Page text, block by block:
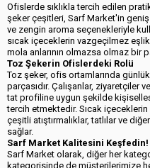
Ofislerde sıklıkla tercih edilen
şeker çeşitleri, Sarf Market'in
ve zengin aroma seçenekleriyle
sıcak içeceklerin vazgeçilmez
mola anlarının olmazsa olmaz bir
Toz Şekerin Ofislerdeki Rolü
Toz şeker, ofis ortamlarında
parçasıdır. Çalışanlar, ziyaretçiler
tat profiline uygun şekilde
tercih etmektedir. Sıcak içeceklerin
çeşitli atıştırmalıklar, tatlılar ve
sağlar.
Sarf Market Kalitesini Keşfedin!
Sarf Market olarak, diğer her
kategorisinde de müşterilerimize